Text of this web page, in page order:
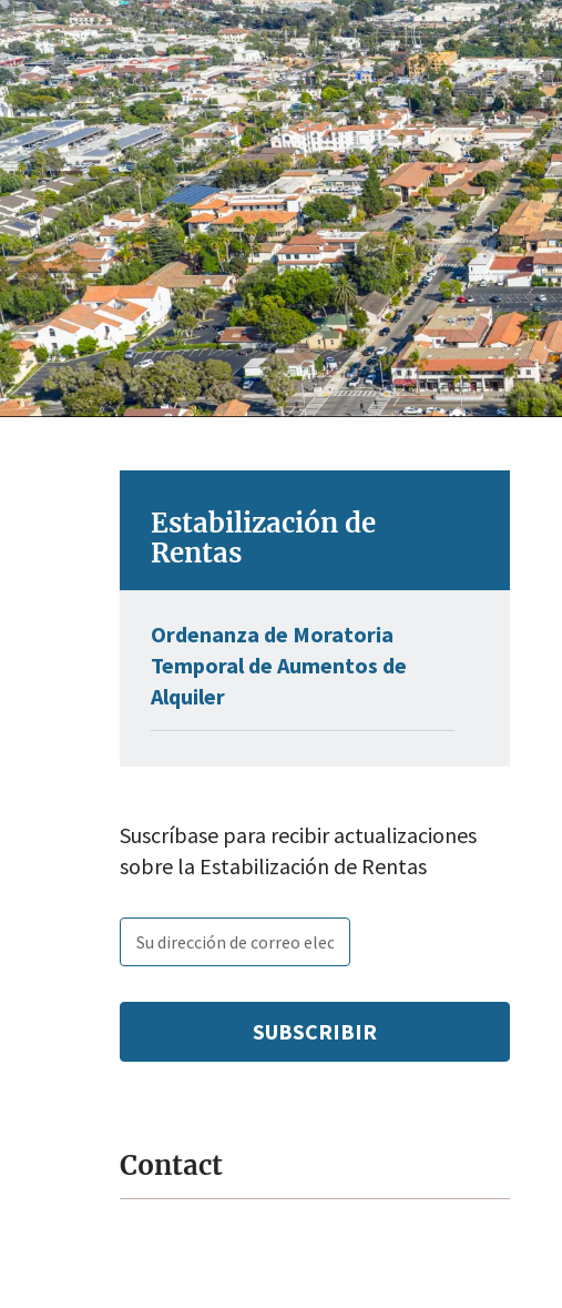
Estabilización de
Rentas
Ordenanza de Moratoria
Temporal de Aumentos de
Alquiler
Suscríbase para recibir actualizaciones
sobre la Estabilización de Rentas
Email
subscription
settings
Subscribe
tags
Enter
your
email:
Contact